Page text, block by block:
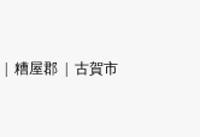
糟屋郡
古賀市